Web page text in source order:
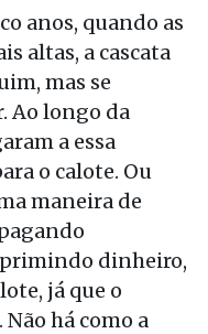
anos, quando as
altas, a cascata
mas se
Ao longo da
a essa
o calote. Ou
maneira de
dinheiro,
já que o
há como a